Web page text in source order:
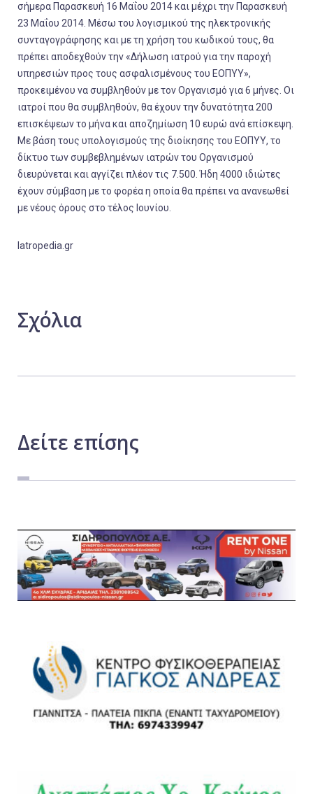
σήμερα Παρασκευή 16 Μαΐου 2014 και μέχρι την Παρασκευή
23 Μαΐου 2014. Μέσω του λογισμικού της ηλεκτρονικής
συνταγογράφησης και με τη χρήση του κωδικού τους, θα
πρέπει αποδεχθούν την «Δήλωση ιατρού για την παροχή
υπηρεσιών προς τους ασφαλισμένους του ΕΟΠΥΥ»,
προκειμένου να συμβληθούν με τον Οργανισμό για 6 μήνες. Οι
ιατροί που θα συμβληθούν, θα έχουν την δυνατότητα 200
επισκέψεων το μήνα και αποζημίωση 10 ευρώ ανά επίσκεψη.
Με βάση τους υπολογισμούς της διοίκησης του ΕΟΠΥΥ, το
δίκτυο των συμβεβλημένων ιατρών του Οργανισμού
διευρύνεται και αγγίζει πλέον τις 7.500. Ήδη 4000 ιδιώτες
έχουν σύμβαση με το φορέα η οποία θα πρέπει να ανανεωθεί
με νέους όρους στο τέλος Ιουνίου.
Iatropedia.gr
Σχόλια
Δείτε επίσης